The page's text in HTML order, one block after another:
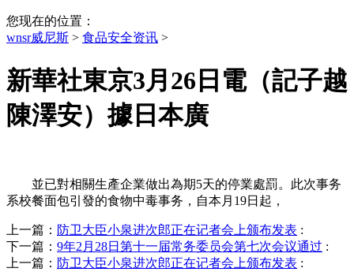
您现在的位置：
wnsr威尼斯 > 食品安全资讯 >
新華社東京3月26日電（記子越
陳澤安）據日本廣
並已對相關生產企業做出為期5天的停業處罰。此次事务
系校餐面包引發的食物中毒事务，自本月19日起，
上一篇： 防卫大臣小泉进次郎正在记者会上颁布发表 :
下一篇： 9年2月28日第十一届常务委员会第七次会议通过 :
上一篇： 防卫大臣小泉进次郎正在记者会上颁布发表 :